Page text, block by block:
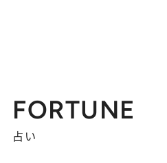
FORTUNE
占い